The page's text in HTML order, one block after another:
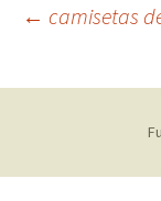
de
← camisetas